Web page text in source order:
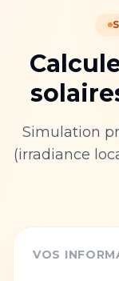
Simulation
(irradiance
VOS